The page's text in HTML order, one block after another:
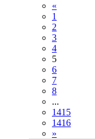
«
1
2
3
4
5
6
7
8
...
1415
1416
»